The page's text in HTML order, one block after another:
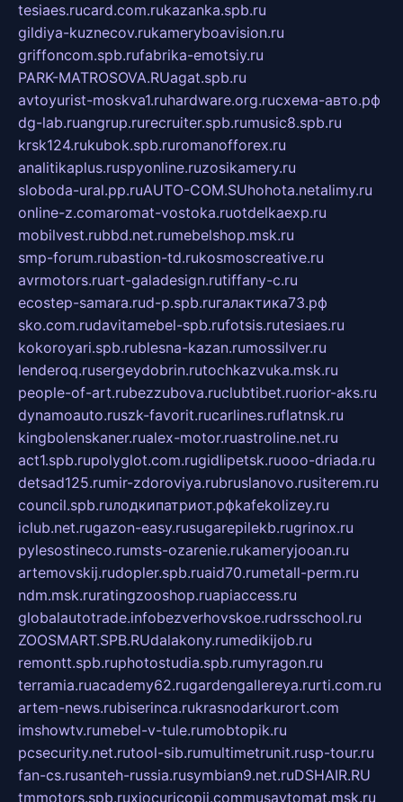
tesiaes.rucard.com.rukazanka.spb.ru
gildiya-kuznecov.rukameryboavision.ru
griffoncom.spb.rufabrika-emotsiy.ru
PARK-MATROSOVA.RUagat.spb.ru
avtoyurist-moskva1.ruhardware.org.ruсхема-авто.рф
dg-lab.ruangrup.rurecruiter.spb.rumusic8.spb.ru
krsk124.rukubok.spb.ruromanofforex.ru
analitikaplus.ruspyonline.ruzosikamery.ru
sloboda-ural.pp.ruAUTO-COM.SUhohota.netalimy.ru
online-z.comaromat-vostoka.ruotdelkaexp.ru
mobilvest.rubbd.net.rumebelshop.msk.ru
smp-forum.rubastion-td.rukosmoscreative.ru
avrmotors.ruart-galadesign.rutiffany-c.ru
ecostep-samara.rud-p.spb.ruгалактика73.рф
sko.com.rudavitamebel-spb.rufotsis.rutesiaes.ru
kokoroyari.spb.rublesna-kazan.rumossilver.ru
lenderoq.rusergeydobrin.rutochkazvuka.msk.ru
people-of-art.rubezzubova.ruclubtibet.ruorior-aks.ru
dynamoauto.ruszk-favorit.rucarlines.ruflatnsk.ru
kingbolenskaner.rualex-motor.ruastroline.net.ru
act1.spb.rupolyglot.com.rugidlipetsk.ruooo-driada.ru
detsad125.rumir-zdoroviya.rubruslanovo.rusiterem.ru
council.spb.ruлодкипатриот.рфkafekolizey.ru
iclub.net.rugazon-easy.rusugarepilekb.rugrinox.ru
pylesostineco.rumsts-ozarenie.rukameryjooan.ru
artemovskij.rudopler.spb.ruaid70.rumetall-perm.ru
ndm.msk.ruratingzooshop.ruapiaccess.ru
globalautotrade.infobezverhovskoe.rudrsschool.ru
ZOOSMART.SPB.RUdalakony.rumedikijob.ru
remontt.spb.ruphotostudia.spb.rumyragon.ru
terramia.ruacademy62.rugardengallereya.rurti.com.ru
artem-news.rubiserinca.rukrasnodarkurort.com
imshowtv.rumebel-v-tule.rumobtopik.ru
pcsecurity.net.rutool-sib.rumultimetrunit.rusp-tour.ru
fan-cs.rusanteh-russia.rusymbian9.net.ruDSHAIR.RU
tmmotors.spb.ruxjocuricopii.commusavtomat.msk.ru